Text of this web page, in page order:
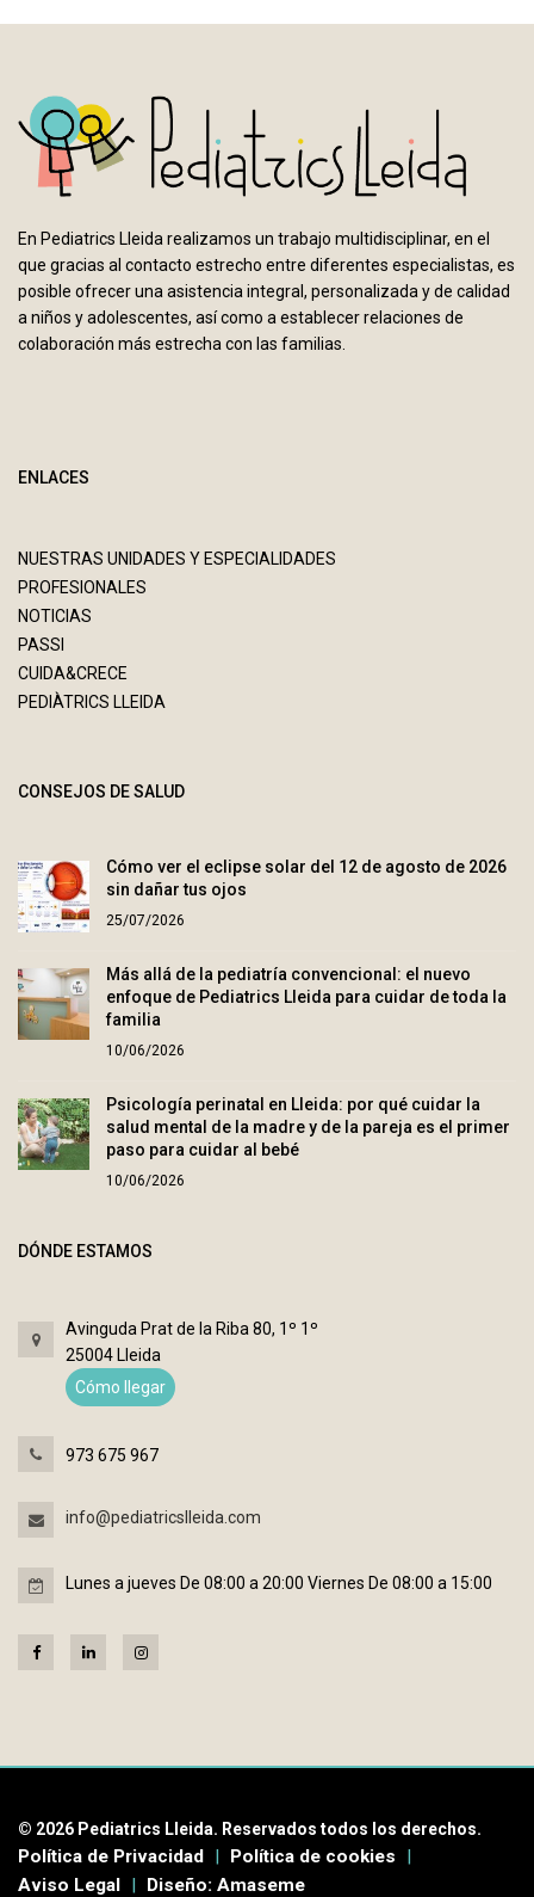
En Pediatrics Lleida realizamos un trabajo multidisciplinar, en el
que gracias al contacto estrecho entre diferentes especialistas, es
posible ofrecer una asistencia integral, personalizada y de calidad
a niños y adolescentes, así como a establecer relaciones de
colaboración más estrecha con las familias.
ENLACES
NUESTRAS UNIDADES Y ESPECIALIDADES
PROFESIONALES
NOTICIAS
PASSI
CUIDA&CRECE
PEDIÀTRICS LLEIDA
CONSEJOS DE SALUD
Cómo ver el eclipse solar del 12 de agosto de 2026
sin dañar tus ojos
25/07/2026
Más allá de la pediatría convencional: el nuevo
enfoque de Pediatrics Lleida para cuidar de toda la
familia
10/06/2026
Psicología perinatal en Lleida: por qué cuidar la
salud mental de la madre y de la pareja es el primer
paso para cuidar al bebé
10/06/2026
DÓNDE ESTAMOS
Avinguda Prat de la Riba 80, 1º 1º
25004 Lleida
Cómo llegar
973 675 967
info@pediatricslleida.com
Lunes a jueves De 08:00 a 20:00 Viernes De 08:00 a 15:00
© 2026 Pediatrics Lleida. Reservados todos los derechos.
Política de Privacidad | Política de cookies
|
Aviso Legal | Diseño: Amaseme